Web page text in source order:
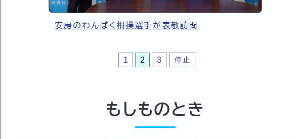
安房のわんぱく相撲選手が表敬訪問
1 2 3 停止
もしものとき